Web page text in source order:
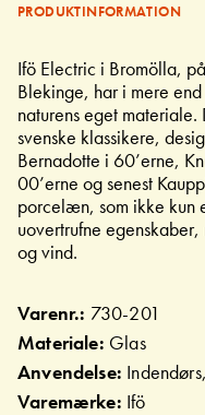
PRODUKTINFORMATION
Ifö Electric i Bromölla,
Blekinge, har i mere
naturens eget
svenske klassikere,
Bernadotte i 60’erne,
00’erne og senest
porcelæn, som ikke kun
uovertrufne
og vind.
Varenr.: 730-201
Materiale: Glas
Anvendelse:
Varemærke: Ifö